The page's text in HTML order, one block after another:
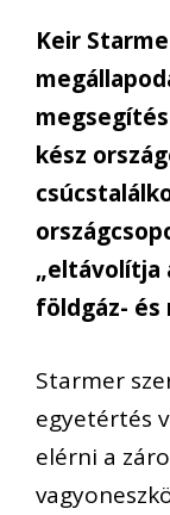
Keir
kész
„eltávolítja
földgáz-
Starmer
egyetértés
elérni a